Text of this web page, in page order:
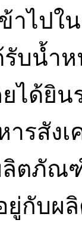
าไป
บน้ำห
ด้ยิน
รสัง
ลิตภัณ
ยู่กับผ